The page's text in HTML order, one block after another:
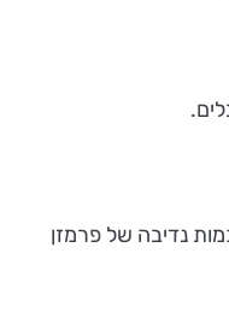
נדיבה של פרמזן